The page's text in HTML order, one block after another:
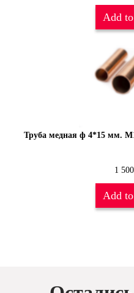
Add
Труба медная ф 4*15 мм.
1 500
Add